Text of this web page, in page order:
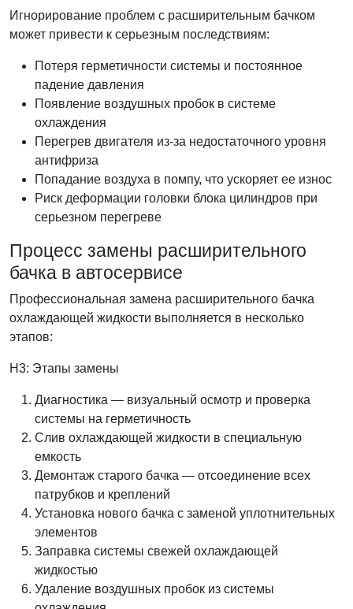
Игнорирование проблем с расширительным бачком
может привести к серьезным последствиям:
Потеря герметичности системы и постоянное
падение давления
Появление воздушных пробок в системе
охлаждения
Перегрев двигателя из-за недостаточного уровня
антифриза
Попадание воздуха в помпу, что ускоряет ее износ
Риск деформации головки блока цилиндров при
серьезном перегреве
Процесс замены расширительного
бачка в автосервисе
Профессиональная замена расширительного бачка
охлаждающей жидкости выполняется в несколько
этапов:
H3: Этапы замены
Диагностика — визуальный осмотр и проверка
системы на герметичность
Слив охлаждающей жидкости в специальную
емкость
Демонтаж старого бачка — отсоединение всех
патрубков и креплений
Установка нового бачка с заменой уплотнительных
элементов
Заправка системы свежей охлаждающей
жидкостью
Удаление воздушных пробок из системы